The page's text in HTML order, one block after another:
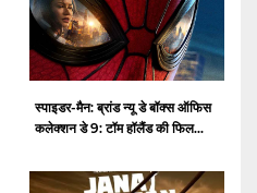
स्पाइडर-मैन: ब्रांड न्यू डे बॉक्स ऑफिस
कलेक्शन डे 9: टॉम हॉलैंड की फिल...